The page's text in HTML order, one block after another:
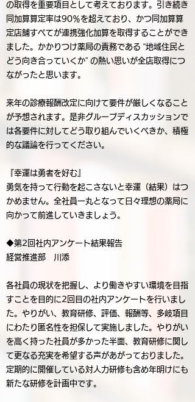
の取得を重要項目として考えております。引き続き
同加算算定率は90％を超えており、かつ同加算算
定店舗すべてが連携強化加算を取得することができ
ました。かかりつけ薬局の責務である “地域住民と
どう向き合っていくか” の熱い思いが全店取得につ
ながったと思います。
来年の診療報酬改定に向けて要件が厳しくなること
が予想されます。是非グループディスカッションで
は各要件に対してどう取り組んでいくべきか、積極
的な議論を行ってください。
『幸運は勇者を好む』
勇気を持って行動を起こさないと幸運（結果）はつ
かめません。全社員一丸となって日々理想の薬局に
向かって前進していきましょう。
◆第2回社内アンケート結果報告
経営推進部 川添
各社員の現状を把握し、より働きやすい環境を目指
すことを目的に2回目の社内アンケートを行いまし
た。やりがい、教育研修、評価、報酬等、多岐項目
にわたり匿名性を担保して実施しました。やりがい
を高く持った社員が多かった半面、教育研修に関し
て更なる充実を希望する声があがっておりました。
定期的に開催している対人力研修も含め年明けにも
新たな研修を計画中です。